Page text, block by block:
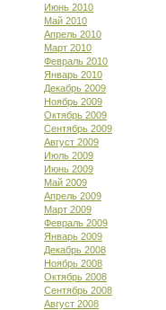
Июнь 2010
Май 2010
Апрель 2010
Март 2010
Февраль 2010
Январь 2010
Декабрь 2009
Ноябрь 2009
Октябрь 2009
Сентябрь 2009
Август 2009
Июль 2009
Июнь 2009
Май 2009
Апрель 2009
Март 2009
Февраль 2009
Январь 2009
Декабрь 2008
Ноябрь 2008
Октябрь 2008
Сентябрь 2008
Август 2008